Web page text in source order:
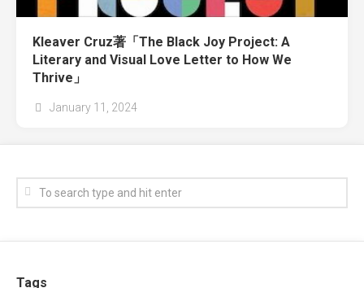
Kleaver Cruz著「The Black Joy Project: A
Literary and Visual Love Letter to How We
Thrive」
January 11, 2024
Tags